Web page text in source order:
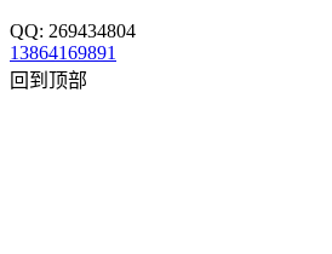
QQ: 269434804
13864169891
回到顶部